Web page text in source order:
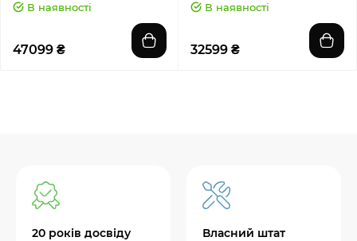
В наявності
47099 ₴
В наявності
32599 ₴
20 років досвіду
Власний штат